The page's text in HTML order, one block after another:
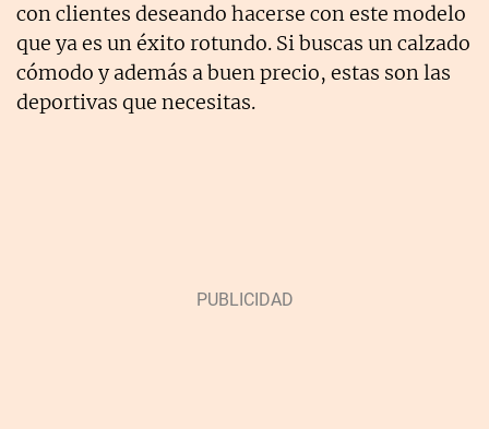
con clientes deseando hacerse con este modelo
que ya es un éxito rotundo. Si buscas un calzado
cómodo y además a buen precio, estas son las
deportivas que necesitas.